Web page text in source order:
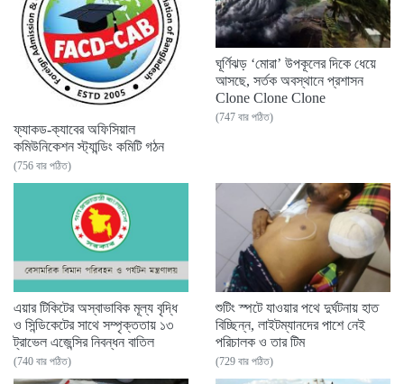
ফ্যাকড-ক্যাবের অফিসিয়াল
কমিউনিকেশন স্ট্যান্ডিং কমিটি গঠন
(756 বার পঠিত)
ঘূর্ণিঝড় ‘মোরা’ উপকূলের দিকে ধেয়ে
আসছে, সর্তক অবস্থানে প্রশাসন
Clone Clone Clone
(747 বার পঠিত)
এয়ার টিকিটের অস্বাভাবিক মূল্য বৃদ্ধি
ও সিন্ডিকেটের সাথে সম্পৃক্ততায় ১৩
ট্রাভেল এজেন্সির নিবন্ধন বাতিল
(740 বার পঠিত)
শুটিং স্পটে যাওয়ার পথে দুর্ঘটনায় হাত
বিচ্ছিন্ন, লাইটম্যানদের পাশে নেই
পরিচালক ও তার টিম
(729 বার পঠিত)